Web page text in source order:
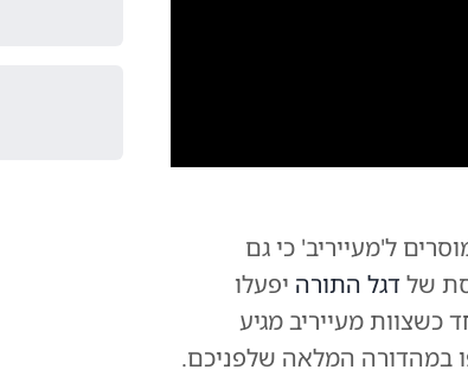
ל'מעייריב' כי גם
שלדגל התורה יפעלו
מעייריב מגיע
במהדורה המלאה שלפניכם.